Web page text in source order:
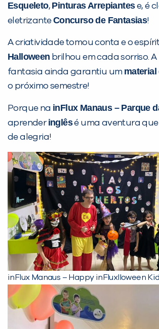
Esqueleto, Pinturas Arrepiantese, é
eletrizanteConcurso de Fantasias!
A criatividade tomou conta e o
Halloween brilhou em cada sorriso.
fantasia ainda garantiu um
o próximo semestre!
Porque na inFlux Manaus – Parque
aprenderinglêsé uma aventura
de alegria!
inFlux Manaus – Happy inFluxlloween
PEÇA UMA DEMONSTRAÇÃO DE
Desculpe!
Não encontramos nenhuma
inFlux nesta cidade ou
você digitou.